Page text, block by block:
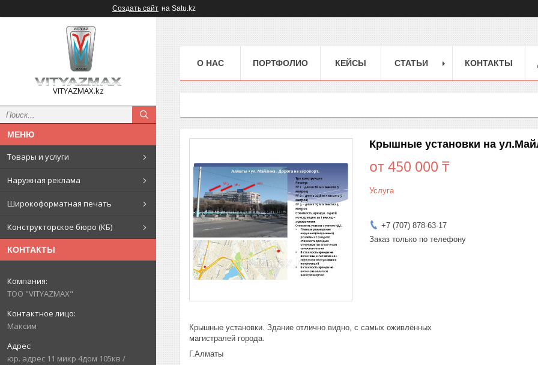
Создать сайт на Satu.kz
VITYAZMAX.kz
Товары и услуги
Наружная реклама
Широкоформатная печать
Конструкторское бюро (КБ)
КОНТАКТЫ
ТОО "VITYAZMAX"
Максим
юр. адрес 11 микр 4дом 105кв /
О НАС ПОРТФОЛИО КЕЙСЫ СТАТЬИ КОНТАКТЫ
Крышные установки на
от450 000 ₸
Услуга
+7 (707) 878-63-17
Заказ только по телефону
Крышные установки. Здание отлично видно, с самых оживлённых
магистралей города.
Г.Алматы